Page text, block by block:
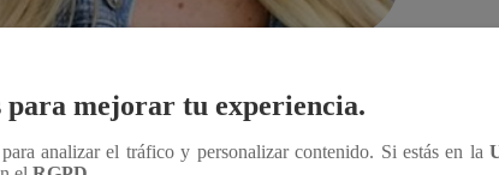
para mejorar tu experiencia.
analizar el tráfico y personalizar contenido. Si estás en la